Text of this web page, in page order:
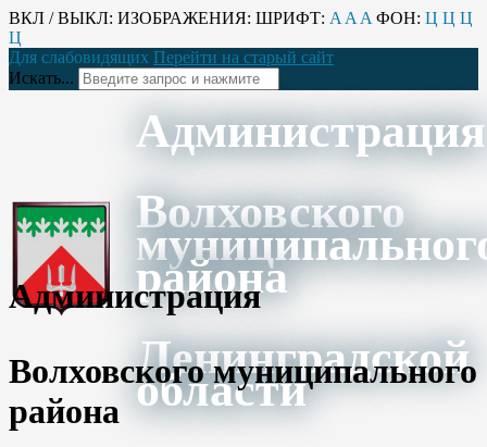
ВКЛ / ВЫКЛ: ИЗОБРАЖЕНИЯ: ШРИФТ: A A A ФОН: Ц Ц Ц
Ц
Для слабовидящих Перейти на старый сайт
Искать...
Администрация
Волховского
района
Ленинградской
области
Администрация
Волховского муниципального
района